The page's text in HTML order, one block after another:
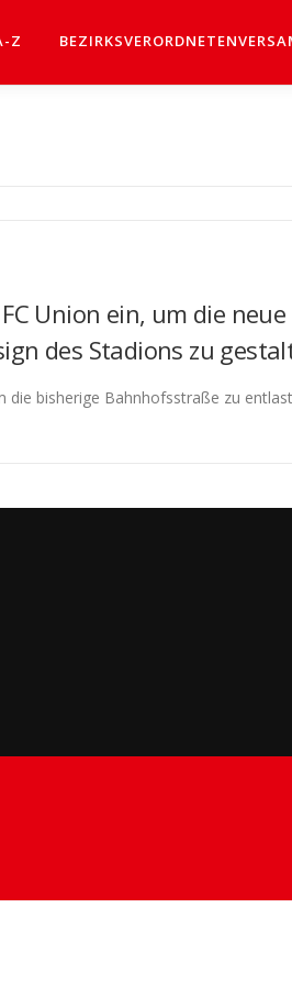
Z
Union ein, um die neue
des Stadions zu
bisherige Bahnhofsstraße zu